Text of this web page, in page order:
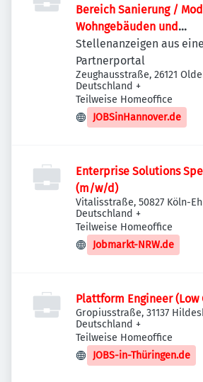
Bereich Sanierung /
Wohngebäuden und
Quartiersentwicklung
Stellenanzeigen aus
Partnerportal
Zeughausstraße, 26121
Deutschland +
Teilweise Homeoffice
JOBSinHannover.de
Enterprise Solutions
(m/w/d)
Vitalisstraße, 50827 Köln-
Deutschland +
Teilweise Homeoffice
Jobmarkt-NRW.de
Plattform Engineer (Low
Gropiusstraße, 31137
Deutschland +
Teilweise Homeoffice
JOBS-in-Thüringen.de